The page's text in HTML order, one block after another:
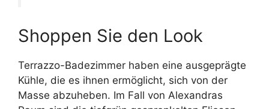
Shoppen Sie den Look
Terrazzo-Badezimmer haben eine ausgeprägte
Kühle, die es ihnen ermöglicht, sich von der
Masse abzuheben. Im Fall von Alexandras